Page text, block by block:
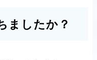
ましたか？